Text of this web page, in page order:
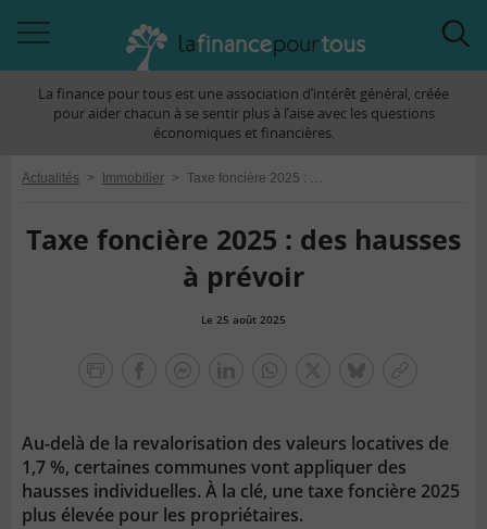
àLa finance pour tous est une association d’intérêt général, créée
pour aider chacun à se sentir plus à l’aise avec les questions
économiques et financières.
Actualités > Immobilier > Taxe foncière 2025 : des hausses à prévoir
Taxe foncière 2025 : des hausses
à prévoir
Le 25 août 2025
Au-delà de la revalorisation des valeurs locatives de
1,7 %, certaines communes vont appliquer des
hausses individuelles. À la clé, une taxe foncière 2025
plus élevée pour les propriétaires.